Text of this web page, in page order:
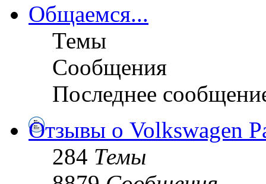
Общаемся...
Темы
Сообщения
Последнее
Отзывы о Volkswagen
284 Темы